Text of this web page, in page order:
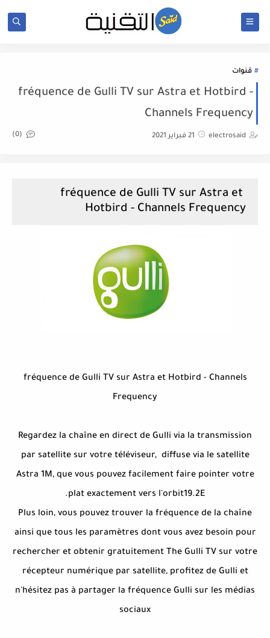
قنوات
fréquence de Gulli TV sur Astra et Hotbird -
Channels Frequency
electrosaid 21 فبراير 2021 (0)
fréquence de Gulli TV sur Astra et
Hotbird - Channels Frequency
fréquence de Gulli TV sur Astra et Hotbird - Channels
Frequency
Regardez la chaîne en direct de Gulli via la transmission
par satellite sur votre téléviseur, diffuse via le satellite
Astra 1M, que vous pouvez facilement faire pointer votre
plat exactement vers l'orbit19.2E.
Plus loin, vous pouvez trouver la fréquence de la chaîne
ainsi que tous les paramètres dont vous avez besoin pour
rechercher et obtenir gratuitement The Gulli TV sur votre
récepteur numérique par satellite, profitez de Gulli et
n'hésitez pas à partager la fréquence Gulli sur les médias
sociaux